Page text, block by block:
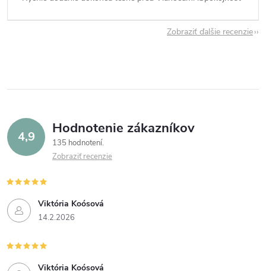
Zobraziť ďalšie recenzie
4,9 Hodnotenie zákazníkov
135 hodnotení
Zobraziť recenzie
Viktória Koósová
14.2.2026
Viktória Koósová